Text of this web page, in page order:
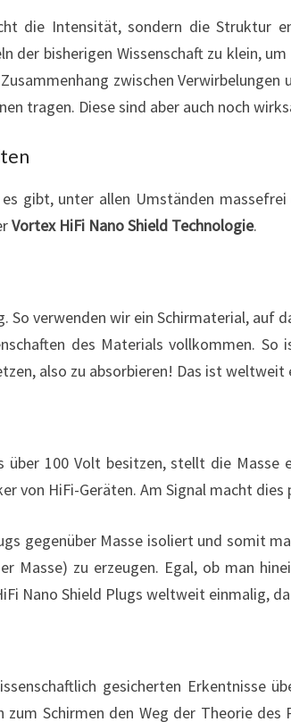
die Intensität, sondern die Struktur
der bisherigen Wissenschaft zu klein,
zwischen
tragen. Diese sind aber auch noch
gibt, unter allen Umständen
Vortex HiFi Nano Shield Technologie.
So verwenden wir ein Schirmaterial,
des Materials vollkommen.
also zu absorbieren! Das ist
über 100 Volt besitzen, stellt die
von HiFi-Geräten. Am Signal macht
gegenüber Masse isoliert und somit
Masse) zu erzeugen. Egal, ob man
Nano Shield Plugs weltweit einmalig,
gesicherten Erkentnisse
zum Schirmen den Weg der Theorie